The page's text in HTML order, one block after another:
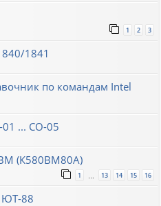
1 2 3
1841
по командам Intel
... СО-05
(К580ВМ80А)
1 13 14 15 16
ЮТ-88